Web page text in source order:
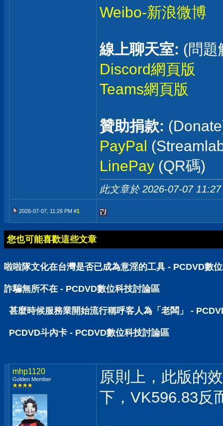
Weibo-新浪微博
線上聊天室: (問題
Discord網頁版
Teams網頁版
贊助捐款:
PayPal
LinePay (QR碼)
此文章於 2026-07-07
2026-07-07, 11:26 PM #1
您也可能喜歡這些文章
啦啦隊文化在台灣是否已成為意淫的工具 - PCDVD數
詐騙無所不在 - PCDVD數位科技討論區
甚麼時候服務業開始流行稱呼客人為「老闆」 -
PCDVD斗內卡 - PCDVD數位科技討論區
mhp1120
Golden Member
原則上，此版的
下，VK596.83反